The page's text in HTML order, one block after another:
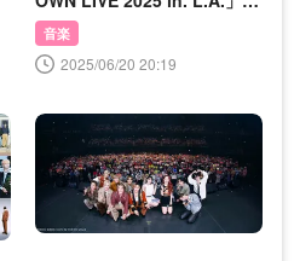
Lemino独占配信
音楽
2025/06/20 20:19